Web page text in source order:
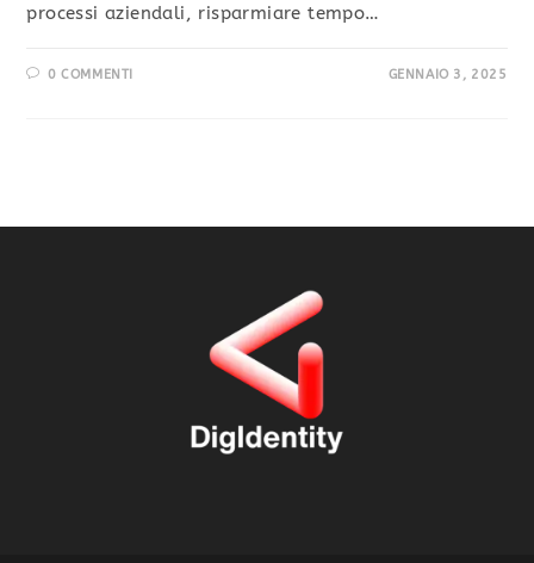
processi aziendali, risparmiare tempo…
0 COMMENTI GENNAIO 3, 2025